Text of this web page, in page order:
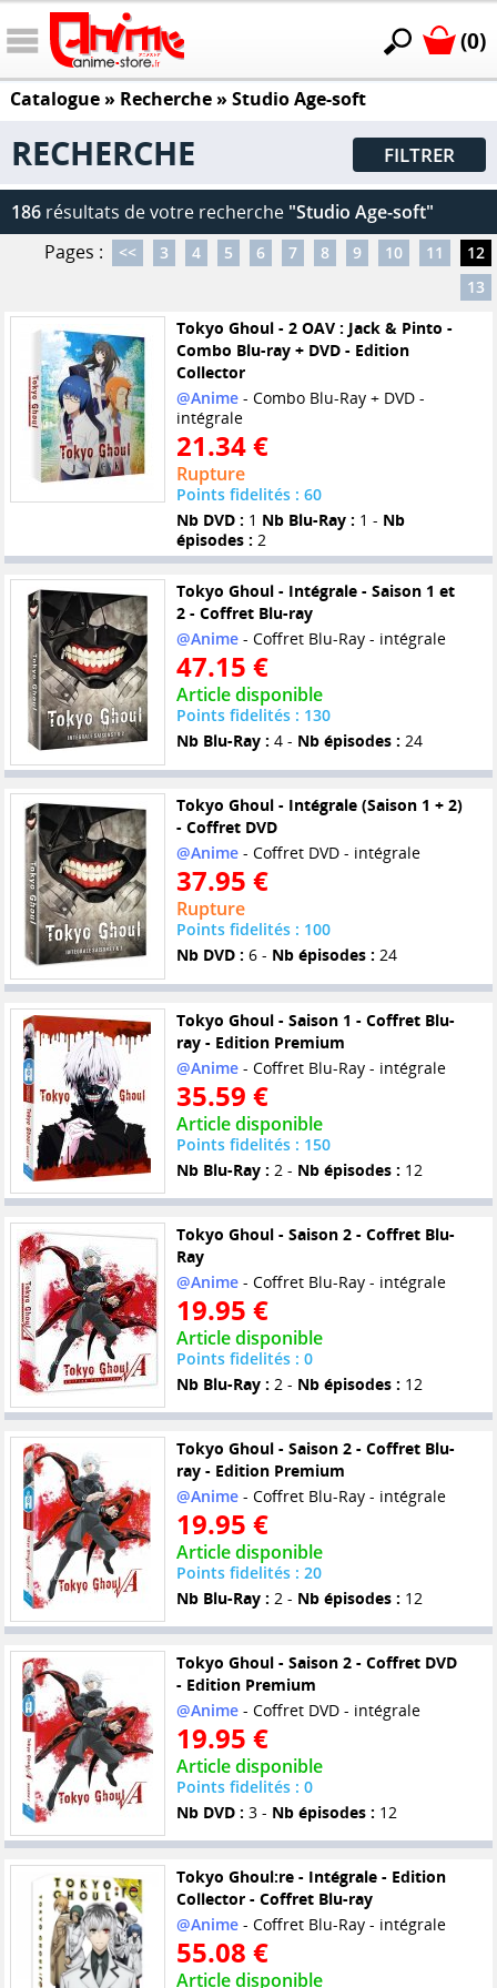
(0)
Catalogue» Recherche » Studio Age-soft
RECHERCHE FILTRER
186 résultats de votre recherche "Studio Age-soft"
Pages :
<< 3 4 5 6 7 8 9 10 11
12
13
Tokyo Ghoul - 2 OAV : Jack & Pinto -
Combo Blu-ray + DVD - Edition
Collector
@Anime- Combo Blu-Ray + DVD -
intégrale
21.34 €
Rupture
Points fidelités : 60
Nb DVD : 1 Nb Blu-Ray : 1 - Nb
épisodes : 2
Tokyo Ghoul - Intégrale - Saison 1 et
2 - Coffret Blu-ray
@Anime- Coffret Blu-Ray - intégrale
47.15 €
Article disponible
Points fidelités : 130
Nb Blu-Ray : 4 - Nb épisodes : 24
Tokyo Ghoul - Intégrale (Saison 1 + 2)
- Coffret DVD
@Anime- Coffret DVD - intégrale
37.95 €
Rupture
Points fidelités : 100
Nb DVD : 6 - Nb épisodes : 24
Tokyo Ghoul - Saison 1 - Coffret Blu-
ray - Edition Premium
@Anime- Coffret Blu-Ray - intégrale
35.59 €
Article disponible
Points fidelités : 150
Nb Blu-Ray : 2 - Nb épisodes : 12
Tokyo Ghoul - Saison 2 - Coffret Blu-
Ray
@Anime- Coffret Blu-Ray - intégrale
19.95 €
Article disponible
Points fidelités : 0
Nb Blu-Ray : 2 - Nb épisodes : 12
Tokyo Ghoul - Saison 2 - Coffret Blu-
ray - Edition Premium
@Anime- Coffret Blu-Ray - intégrale
19.95 €
Article disponible
Points fidelités : 20
Nb Blu-Ray : 2 - Nb épisodes : 12
Tokyo Ghoul - Saison 2 - Coffret DVD
- Edition Premium
@Anime- Coffret DVD - intégrale
19.95 €
Article disponible
Points fidelités : 0
Nb DVD : 3 - Nb épisodes : 12
Tokyo Ghoul:re - Intégrale - Edition
Collector - Coffret Blu-ray
@Anime- Coffret Blu-Ray - intégrale
55.08 €
Article disponible